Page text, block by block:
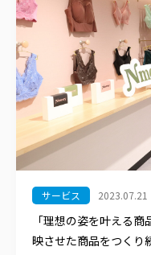
「理想の姿を叶える
映させた商品をつくり
サービス 2023.07.21